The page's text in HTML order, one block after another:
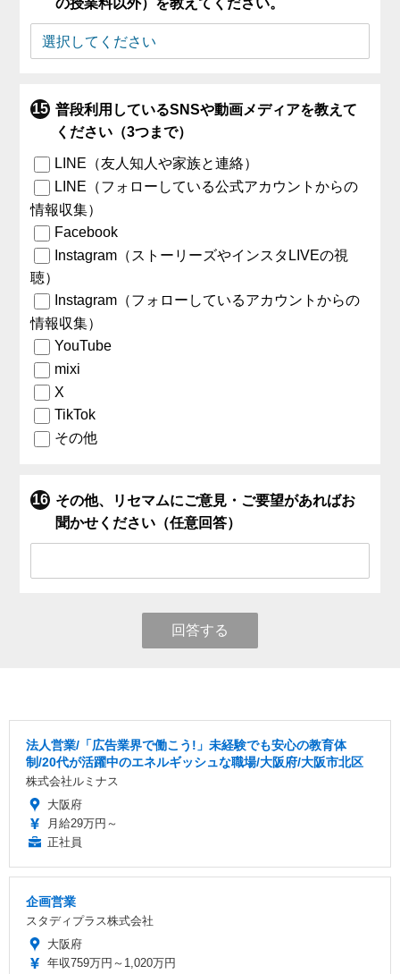
の授業料以外）を教えてください。
普段利用しているSNSや動画メディアを教えて
ください（3つまで）
LINE（友人知人や家族と連絡）
LINE（フォローしている公式アカウントからの
情報収集）
Facebook
Instagram（ストーリーズやインスタLIVEの視
聴）
Instagram（フォローしているアカウントからの
情報収集）
YouTube
mixi
X
TikTok
その他
その他、リセマムにご意見・ご要望があればお
聞かせください（任意回答）
回答する
法人営業/「広告業界で働こう!」未経験でも安心の教育体
制/20代が活躍中のエネルギッシュな職場/大阪府/大阪市北区
株式会社ルミナス
大阪府
月給29万円～
正社員
企画営業
スタディプラス株式会社
大阪府
年収759万円～1,020万円